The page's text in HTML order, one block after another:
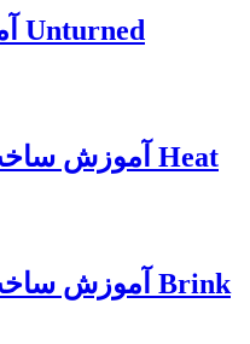
آموزش ساخت سرور Unturned
آموزش ساخت سرور آنلاین بازی Heat
آموزش ساخت سرور آنلاین بازی Brink